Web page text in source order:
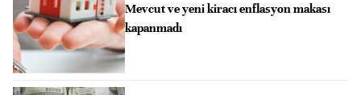
Mevcut ve yeni kiracı enflasyon makası
kapanmadı